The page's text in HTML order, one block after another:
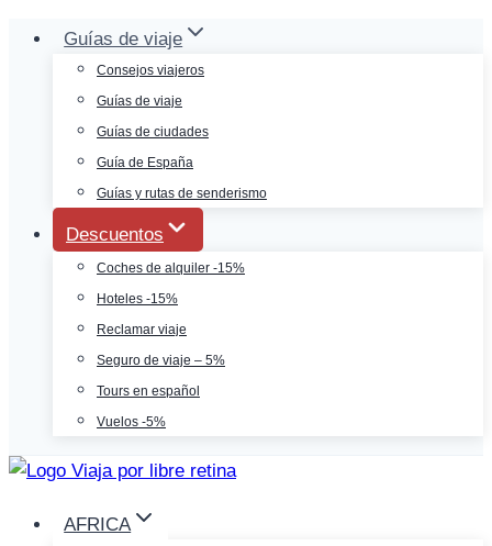
Saltar
contenido
Guías de viaje
Consejos viajeros
Guías de viaje
Guías de ciudades
Guía de España
Guías y rutas de senderismo
Descuentos
Coches de alquiler -15%
Hoteles -15%
Reclamar viaje
Seguro de viaje – 5%
Tours en español
Vuelos -5%
AFRICA